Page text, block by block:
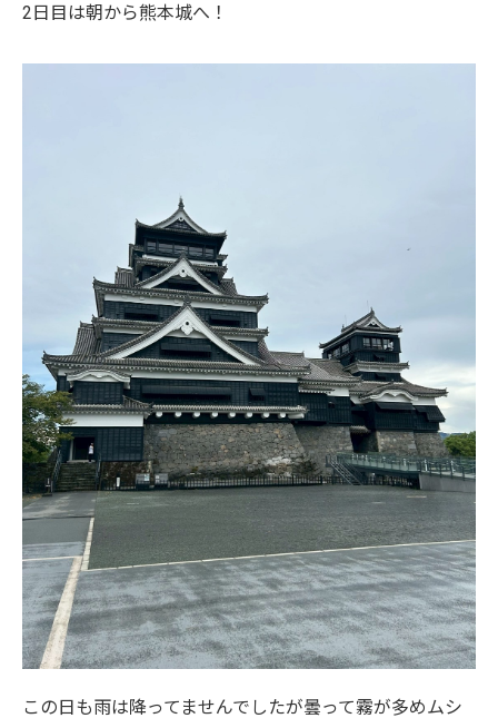
2日目は朝から熊本城へ！
この日も雨は降ってませんでしたが曇って霧が多めムシ